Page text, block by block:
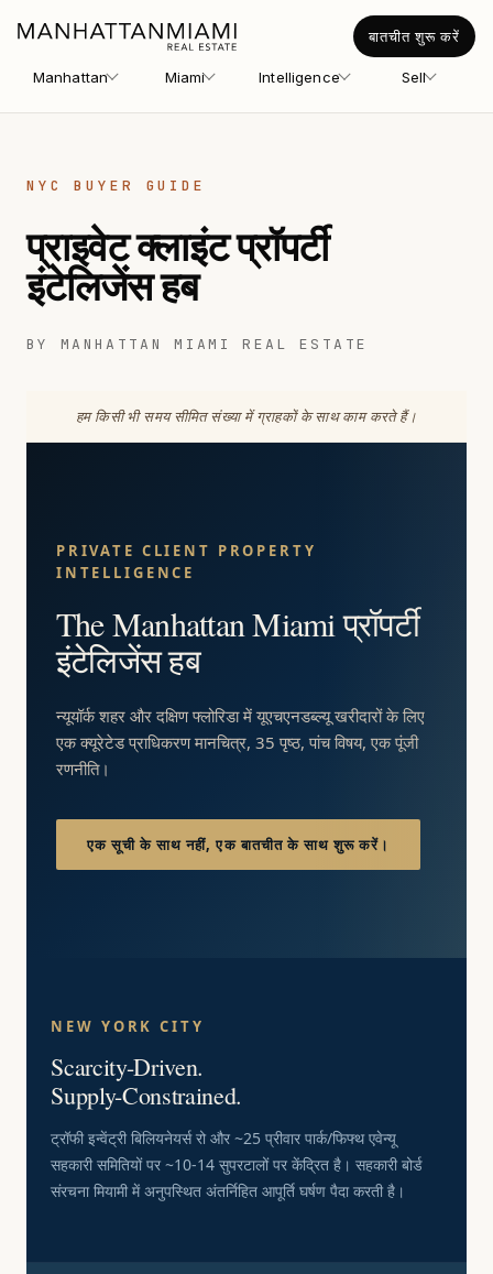
Manhattan Miami Intelligence Sell
बातचीत शुरू करें
NYC BUYER GUIDE
प्राइवेट क्लाइंट प्रॉपर्टी
इंटेलिजेंस हब
BY MANHATTAN MIAMI REAL ESTATE
हम किसी भी समय सीमित संख्या में ग्राहकों के साथ काम करते हैं।
PRIVATE CLIENT PROPERTY
INTELLIGENCE
The Manhattan Miami प्रॉपर्टी
इंटेलिजेंस हब
न्यूयॉर्क शहर और दक्षिण फ्लोरिडा में यूएचएनडब्ल्यू खरीदारों के लिए
एक क्यूरेटेड प्राधिकरण मानचित्र, 35 पृष्ठ, पांच विषय, एक पूंजी
रणनीति।
एक सूची के साथ नहीं, एक बातचीत के साथ शुरू करें।
NEW YORK CITY
Scarcity-Driven.
Supply-Constrained.
ट्रॉफी इन्वेंट्री बिलियनेयर्स रो और ~25 प्रीवार पार्क/फिफ्थ एवेन्यू
सहकारी समितियों पर ~10-14 सुपरटालों पर केंद्रित है। सहकारी बोर्ड
संरचना मियामी में अनुपस्थित अंतर्निहित आपूर्ति घर्षण पैदा करती है।